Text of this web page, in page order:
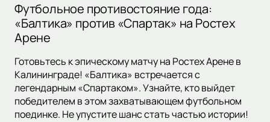
Футбольное противостояние года:
«Балтика» против «Спартак» на Ростех
Арене
Готовьтесь к эпическому матчу на Ростех Арене в
Калининграде! «Балтика» встречается с
легендарным «Спартаком». Узнайте, кто выйдет
победителем в этом захватывающем футбольном
поединке. Не упустите шанс стать частью истории!